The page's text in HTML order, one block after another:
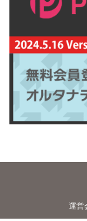
運営